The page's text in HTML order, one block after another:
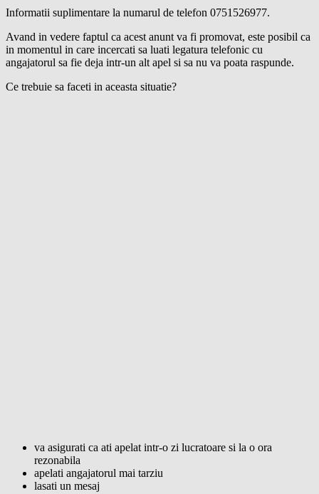
Informatii suplimentare la numarul de telefon 0751526977.
Avand in vedere faptul ca acest anunt va fi promovat, este posibil ca
in momentul in care incercati sa luati legatura telefonic cu
angajatorul sa fie deja intr-un alt apel si sa nu va poata raspunde.
Ce trebuie sa faceti in aceasta situatie?
va asigurati ca ati apelat intr-o zi lucratoare si la o ora
rezonabila
apelati angajatorul mai tarziu
lasati un mesaj